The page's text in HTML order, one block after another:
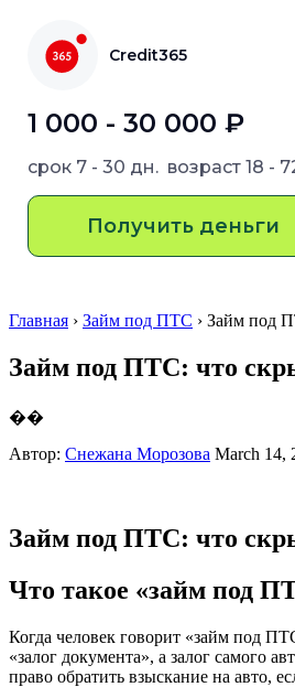
Credit365
1 000 - 30 000 ₽
срок 7 - 30 дн. возраст 18 -
Получить деньги
Главная › Займ под ПТС › Займ под
Займ под ПТС: что
��
Автор: Снежана Морозова March 14,
Займ под ПТС: что
Что такое «займ под
Когда человек говорит «займ под
«залог документа», а залог самого
право обратить взыскание на авто,